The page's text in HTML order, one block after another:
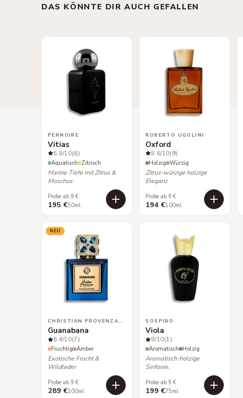
DAS KÖNNTE DIR AUCH GEFALLEN
PERNOIRE
Vitias
6.8/10(6)
Aquatisch Zitrisch
Marine Tiefe mit Zitrus &
Moschus
Probe ab 9 €
195 €50ml
ROBERTO UGOLINI
Oxford
8.6/10(9)
Holzig Würzig
Zitrus-würzige holzige
Eleganz
Probe ab 9 €
194 €100ml
NEU
CHRISTIAN PROVENZANO
Guanabana
6.4/10(7)
Fruchtig Amber
Exotische Frucht &
Wildleder
Probe ab 9 €
289 €100ml
SOSPIRO
Viola
9/10(1)
Aromatisch Holzig
Aromatisch-holzige
Sinfonie.
Probe ab 9 €
199 €75ml